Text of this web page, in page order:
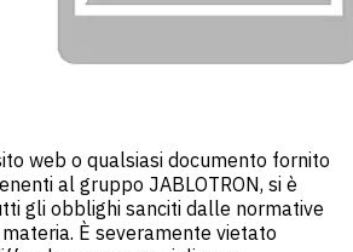
web o qualsiasi documento fornito
al gruppo JABLOTRON, si è
gli obblighi sanciti dalle normative
È severamente vietato